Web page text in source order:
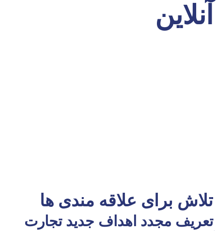
آنلاین
تلاش برای علاقه مندی ها
تعریف مجدد اهداف جدید تجارت